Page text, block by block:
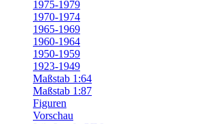
1975-1979
1970-1974
1965-1969
1960-1964
1950-1959
1923-1949
Maßstab 1:64
Maßstab 1:87
Figuren
Vorschau